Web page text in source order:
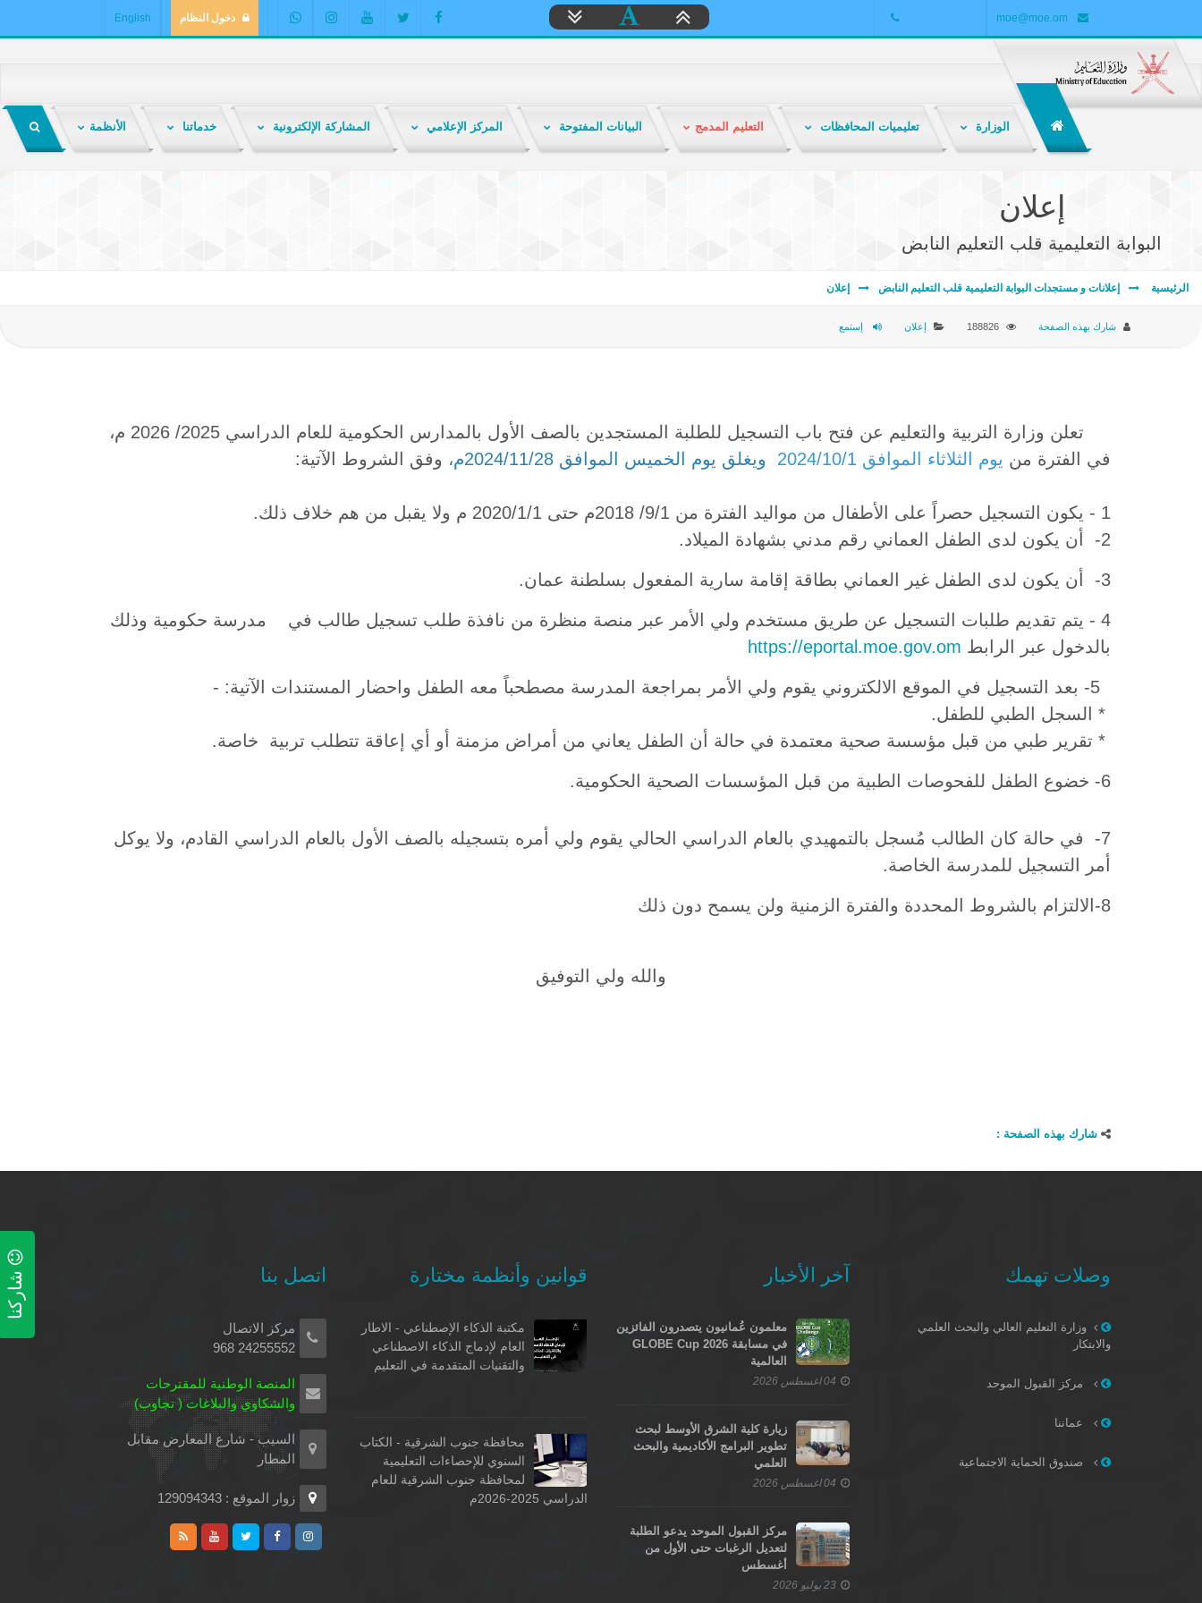
moe@moe.om
+968 24255552 دخول النظام English
الوزارة تعليميات المحافظات التعليم المدمج البيانات المفتوحة المركز الإعلامي المشاركة الإلكترونية خدماتنا الأنظمة
إعلان
البوابة التعليمية قلب التعليم النابض
الرئيسية إعلانات و مستجدات البوابة التعليمية قلب التعليم النابض إعلان
شارك بهذه الصفحة 188826 إعلان إستمع
تعلن وزارة التربية والتعليم عن فتح باب التسجيل للطلبة المستجدين بالصف الأول بالمدارس الحكومية للعام الدراسي 2025/ 2026 م،
في الفترة من يوم الثلاثاء الموافق 2024/10/1 ويغلق يوم الخميس الموافق 2024/11/28م، وفق الشروط الآتية:
1 - يكون التسجيل حصراً على الأطفال من مواليد الفترة من 9/1/ 2018م حتى 2020/1/1 م ولا يقبل من هم خلاف ذلك.
2- أن يكون لدى الطفل العماني رقم مدني بشهادة الميلاد.
3- أن يكون لدى الطفل غير العماني بطاقة إقامة سارية المفعول بسلطنة عمان.
4 - يتم تقديم طلبات التسجيل عن طريق مستخدم ولي الأمر عبر منصة منظرة من نافذة طلب تسجيل طالب في مدرسة حكومية وذلك
بالدخول عبر الرابط https://eportal.moe.gov.om
* السجل الطبي للطفل.
* تقرير طبي من قبل مؤسسة صحية معتمدة في حالة أن الطفل يعاني من أمراض مزمنة أو أي إعاقة تتطلب تربية خاصة.
6- خضوع الطفل للفحوصات الطبية من قبل المؤسسات الصحية الحكومية.
7- في حالة كان الطالب مُسجل بالتمهيدي بالعام الدراسي الحالي يقوم ولي أمره بتسجيله بالصف الأول بالعام الدراسي القادم، ولا يوكل
أمر التسجيل للمدرسة الخاصة.
8-الالتزام بالشروط المحددة والفترة الزمنية ولن يسمح دون ذلك
والله ولي التوفيق
شارك بهذه الصفحة :
وصلات تهمك
وزارة التعليم العالي والبحث العلمي
والابتكار
مركز القبول الموحد
عماننا
صندوق الحماية الاجتماعية
آخر الأخبار
معلمون عُمانيون يتصدرون الفائزين
في مسابقة GLOBE Cup 2026
العالمية
04 اغسطس 2026
زيارة كلية الشرق الأوسط لبحث
تطوير البرامج الأكاديمية والبحث
العلمي
04 اغسطس 2026
مركز القبول الموحد يدعو الطلبة
لتعديل الرغبات حتى الأول من
أغسطس
23 يوليو 2026
قوانين وأنظمة مختارة
مكتبة الذكاء الإصطناعي - الاطار
العام لإدماج الذكاء الاصطناعي
والتقنيات المتقدمة في التعليم
محافظة جنوب الشرقية - الكتاب
السنوي للإحصاءات التعليمية
لمحافظة جنوب الشرقية للعام
الدراسي 2025-2026م
اتصل بنا
مركز الاتصال
24255552 968
المنصة الوطنية للمقترحات
والشكاوي والبلاغات ( تجاوب)
السيب - شارع المعارض مقابل
المطار
زوار الموقع : 129094343
شاركنا